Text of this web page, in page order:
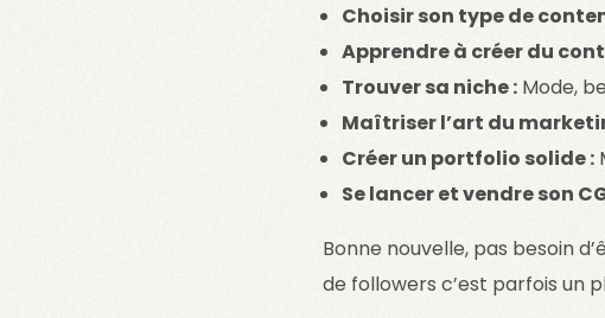
Choisir son type de
Apprendre à créer du
Trouver sa niche :Mode,
Maîtriser l’art du
Créer un portfolio solide :
Se lancer et vendre son
Bonne nouvelle, pas besoin
de followers c’est parfois un